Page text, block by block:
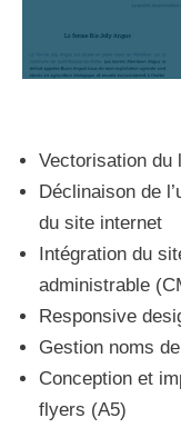
Vectorisation du
Déclinaison de
du site internet
Intégration du
administrable
Responsive
Gestion noms
Conception et
flyers (A5)